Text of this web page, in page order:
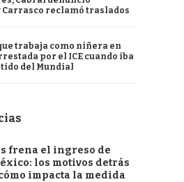
Carrasco reclamó traslados
trabaja como niñera en
por el ICE cuando iba
del Mundial
frena el ingreso de
los motivos detrás
impacta la medida